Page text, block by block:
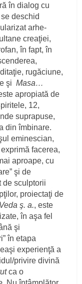
în dialog cu
deschid
arhe-
creaţiei,
în fapt, în
rugăciune,
şiMasa…
apropiată de
12,
suprapuse,
din îmbinare.
eminescian,
facerea,
aproape, cu
şi de
de sculptorii
proiectaţi de
ş. a., este
în aşa fel
şi
în etapa
experienţă a
privire divină
ca o